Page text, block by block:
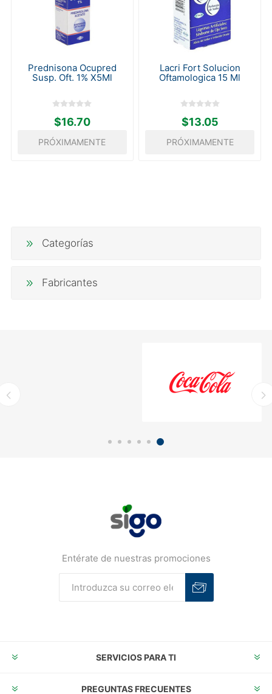
Prednisona Ocupred
Susp. Oft. 1% X5Ml
$16.70
PRÓXIMAMENTE
Lacri Fort Solucion
Oftamologica 15 Ml
$13.05
PRÓXIMAMENTE
Categorías
Fabricantes
Entérate de nuestras promociones
SERVICIOS PARA TI
PREGUNTAS FRECUENTES